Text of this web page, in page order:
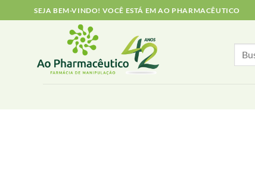
to
SEJA BEM-VINDO! VOCÊ ESTÁ EM AO PHARMACÊUTICO
Search
for: